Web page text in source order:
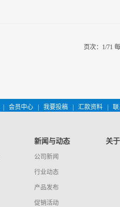
页次：1/71
会员中心 我要投稿 汇款资料
新闻与动态
公司新闻
行业动态
产品发布
促销活动
关